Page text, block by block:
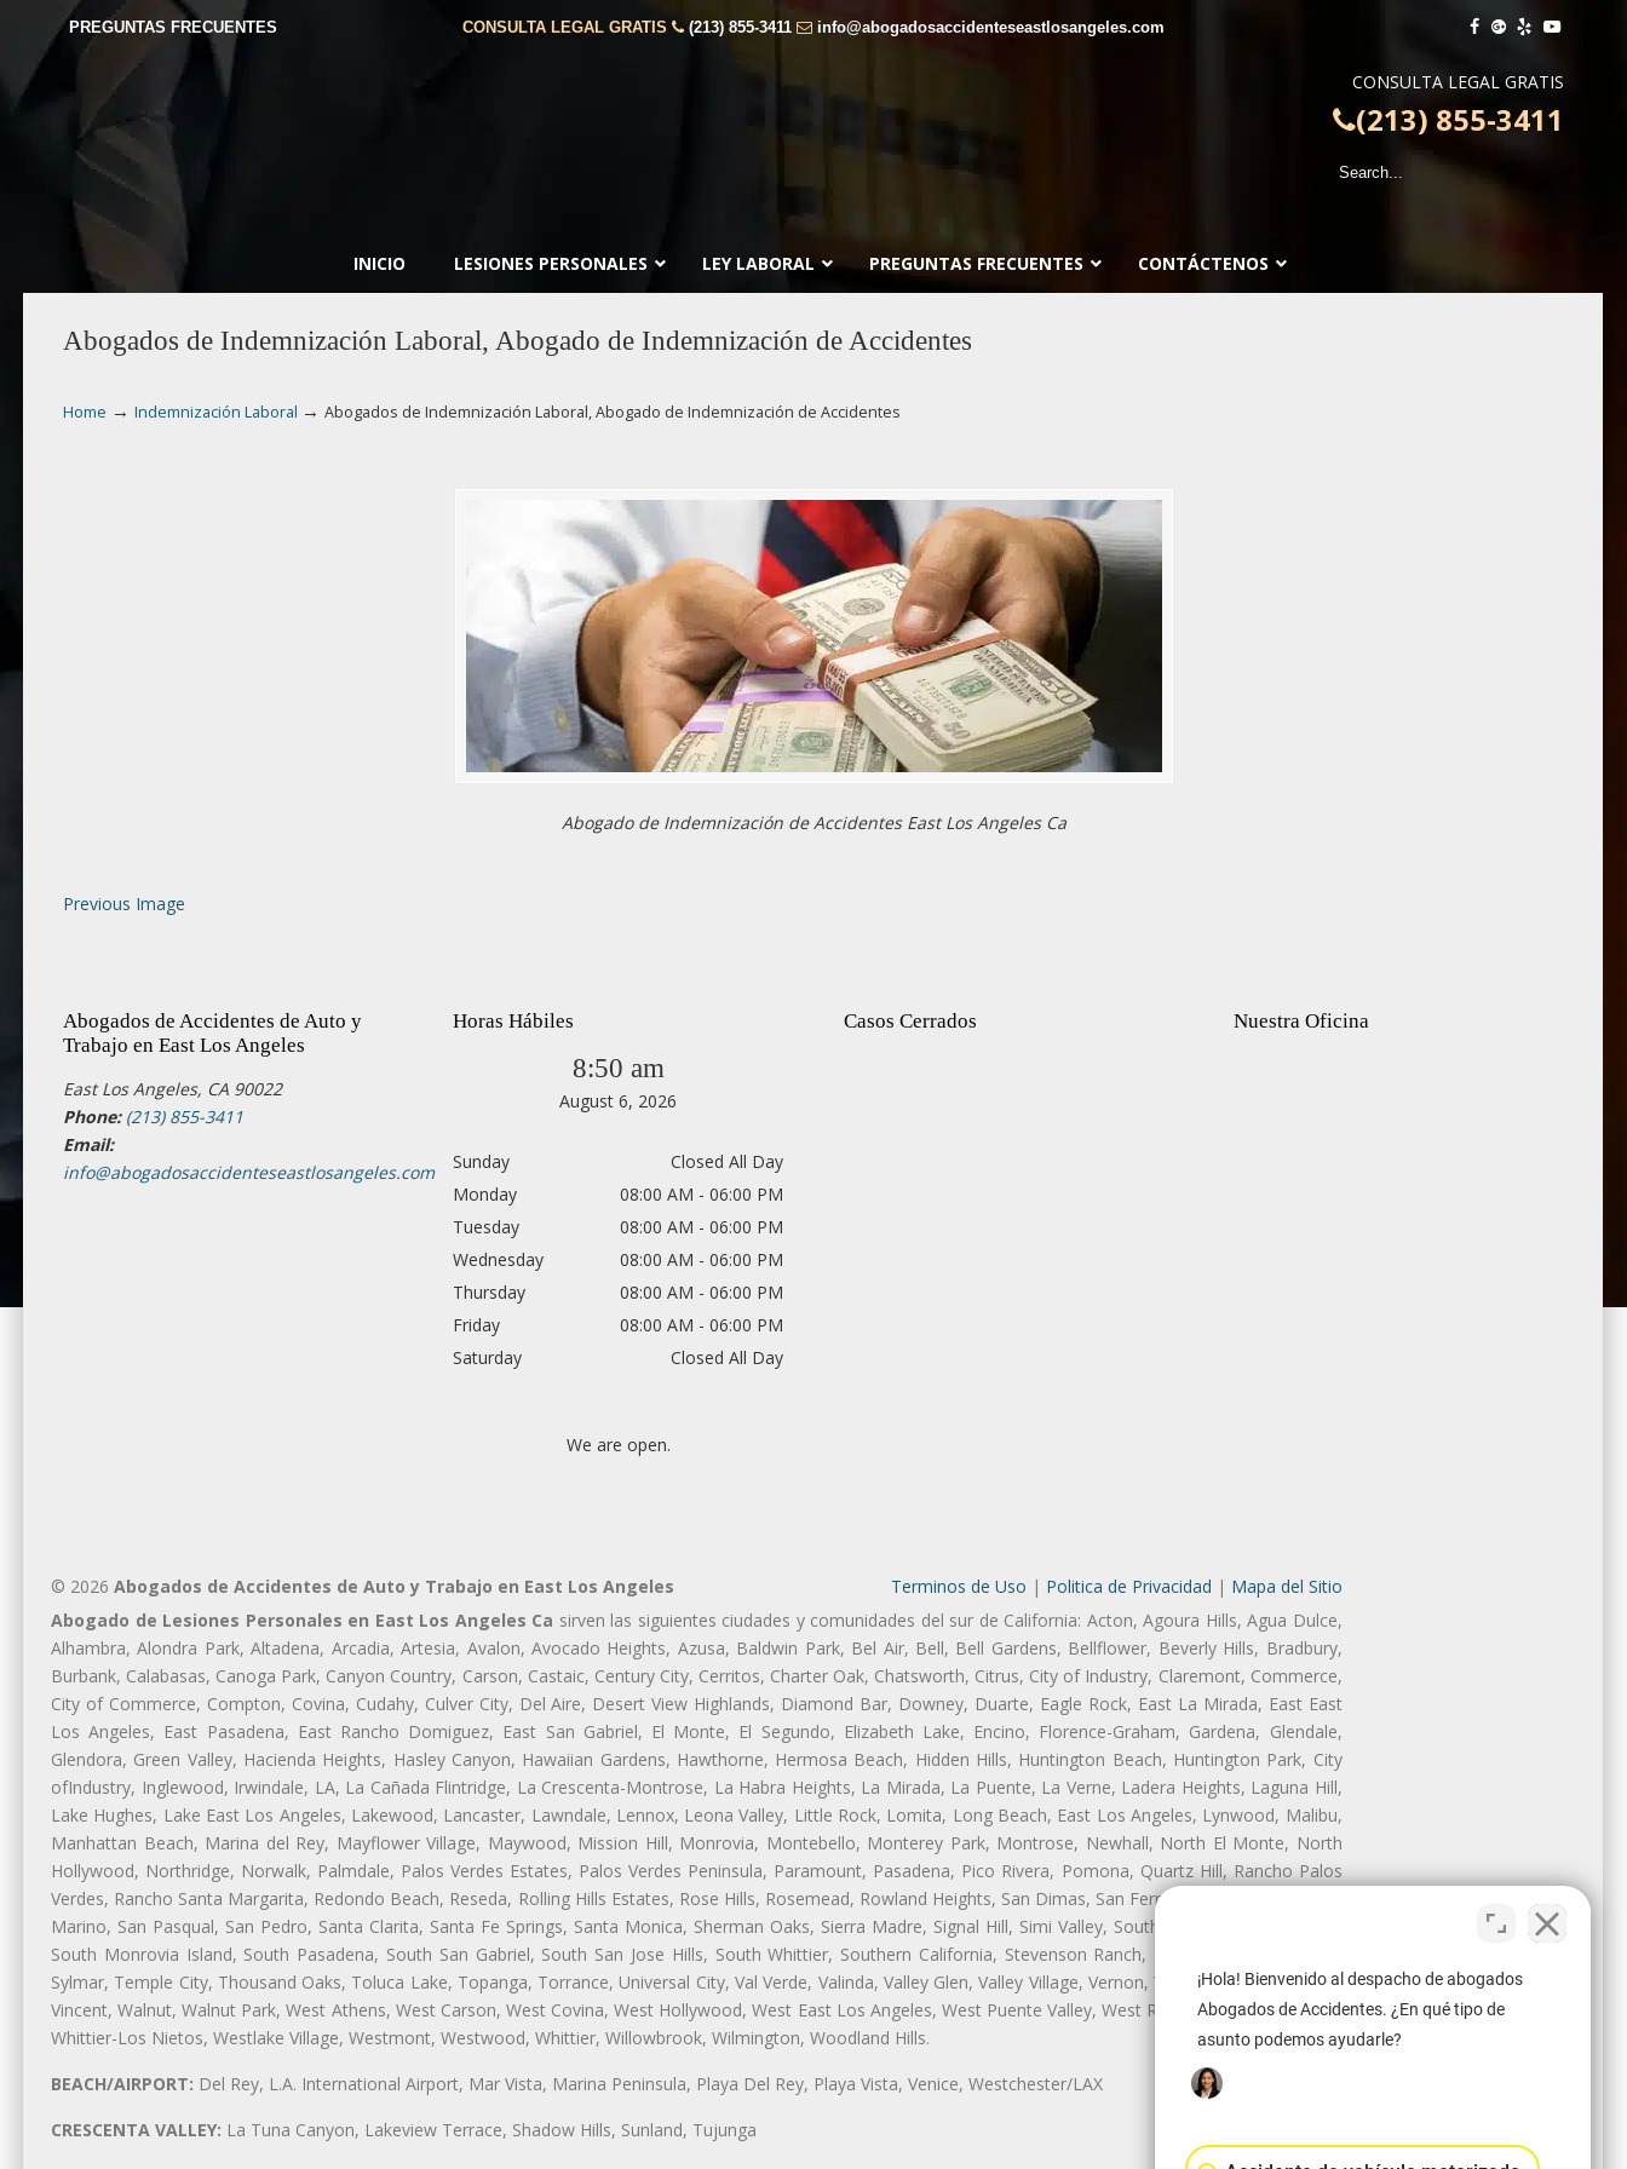
PREGUNTAS FRECUENTES CONSULTA LEGAL GRATIS (213) 855-3411 info@abogadosaccidenteseastlosangeles.com
CONSULTA LEGAL GRATIS
(213) 855-3411
INICIO LESIONES PERSONALES LEY LABORAL PREGUNTAS FRECUENTES CONTÁCTENOS
Abogados de Indemnización Laboral, Abogado de Indemnización de Accidentes
Home → Indemnización Laboral → Abogados de Indemnización Laboral, Abogado de Indemnización de Accidentes
Abogado de Indemnización de Accidentes East Los Angeles Ca
Previous Image
Abogados de Accidentes de Auto y
Trabajo en East Los Angeles
East Los Angeles, CA 90022
Phone: (213) 855-3411
Email:
info@abogadosaccidenteseastlosangeles.com
Horas Hábiles
8:50 am
August 6, 2026
Sunday
Closed All Day
Monday
08:00 AM - 06:00 PM
Tuesday
08:00 AM - 06:00 PM
Wednesday
08:00 AM - 06:00 PM
Thursday
08:00 AM - 06:00 PM
Friday
08:00 AM - 06:00 PM
Saturday
Closed All Day
We are open.
Casos Cerrados Nuestra Oficina
© 2026 Abogados de Accidentes de Auto y Trabajo en East Los Angeles Terminos de Uso | Politica de Privacidad | Mapa del Sitio
Abogado de Lesiones Personales en East Los Angeles Ca sirven las siguientes ciudades y comunidades del sur de California: Acton, Agoura Hills, Agua Dulce,
Alhambra, Alondra Park, Altadena, Arcadia, Artesia, Avalon, Avocado Heights, Azusa, Baldwin Park, Bel Air, Bell, Bell Gardens, Bellflower, Beverly Hills, Bradbury,
Burbank, Calabasas, Canoga Park, Canyon Country, Carson, Castaic, Century City, Cerritos, Charter Oak, Chatsworth, Citrus, City of Industry, Claremont, Commerce,
City of Commerce, Compton, Covina, Cudahy, Culver City, Del Aire, Desert View Highlands, Diamond Bar, Downey, Duarte, Eagle Rock, East La Mirada, East East
Los Angeles, East Pasadena, East Rancho Domiguez, East San Gabriel, El Monte, El Segundo, Elizabeth Lake, Encino, Florence-Graham, Gardena, Glendale,
Glendora, Green Valley, Hacienda Heights, Hasley Canyon, Hawaiian Gardens, Hawthorne, Hermosa Beach, Hidden Hills, Huntington Beach, Huntington Park, City
ofIndustry, Inglewood, Irwindale, LA, La Cañada Flintridge, La Crescenta-Montrose, La Habra Heights, La Mirada, La Puente, La Verne, Ladera Heights, Laguna Hill,
Lake Hughes, Lake East Los Angeles, Lakewood, Lancaster, Lawndale, Lennox, Leona Valley, Little Rock, Lomita, Long Beach, East Los Angeles, Lynwood, Malibu,
Manhattan Beach, Marina del Rey, Mayflower Village, Maywood, Mission Hill, Monrovia, Montebello, Monterey Park, Montrose, Newhall, North El Monte, North
Hollywood, Northridge, Norwalk, Palmdale, Palos Verdes Estates, Palos Verdes Peninsula, Paramount, Pasadena, Pico Rivera, Pomona, Quartz Hill, Rancho Palos
Verdes, Rancho Santa Margarita, Redondo Beach, Reseda, Rolling Hills Estates, Rose Hills, Rosemead, Rowland Heights, San Dimas, San Fernando, San Gabriel, San
Marino, San Pasqual, San Pedro, Santa Clarita, Santa Fe Springs, Santa Monica, Sherman Oaks, Sierra Madre, Signal Hill, Simi Valley, South El Monte, South Gate,
South Monrovia Island, South Pasadena, South San Gabriel, South San Jose Hills, South Whittier, Southern California, Stevenson Ranch, Studio City, Sun Village,
Sylmar, Temple City, Thousand Oaks, Toluca Lake, Topanga, Torrance, Universal City, Val Verde, Valinda, Valley Glen, Valley Village, Vernon, View Park-Windsor Hills,
Vincent, Walnut, Walnut Park, West Athens, West Carson, West Covina, West Hollywood, West East Los Angeles, West Puente Valley, West Rancho Domiguez, West
Whittier-Los Nietos, Westlake Village, Westmont, Westwood, Whittier, Willowbrook, Wilmington, Woodland Hills.
BEACH/AIRPORT: Del Rey, L.A. International Airport, Mar Vista, Marina Peninsula, Playa Del Rey, Playa Vista, Venice, Westchester/LAX
CRESCENTA VALLEY: La Tuna Canyon, Lakeview Terrace, Shadow Hills, Sunland, Tujunga
¡Hola! Bienvenido al despacho de abogados
Abogados de Accidentes. ¿En qué tipo de
asunto podemos ayudarle?